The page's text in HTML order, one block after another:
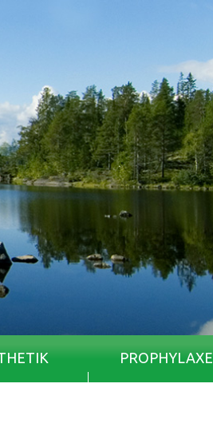
PROPHYLAXE